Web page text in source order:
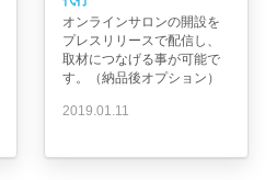
オンラインサロンの開設を
プレスリリースで配信し、
取材につなげる事が可能で
す。（納品後オプション）
2019.01.11